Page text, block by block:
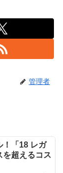
管理者
！「18 レガ
を超えるコス